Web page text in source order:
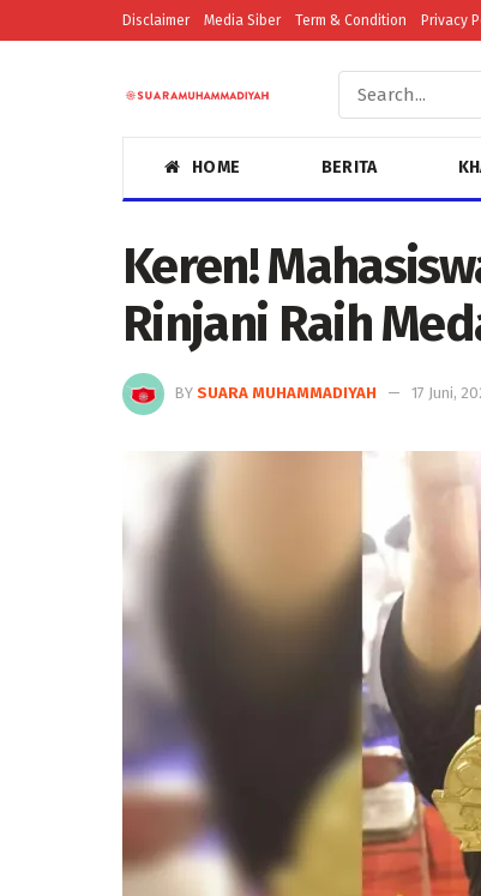
Disclaimer Media Siber Term & Condition Privacy
HOME BERITA
Keren!
Rinjani Raih
BY SUARA MUHAMMADIYAH 17 Juni,